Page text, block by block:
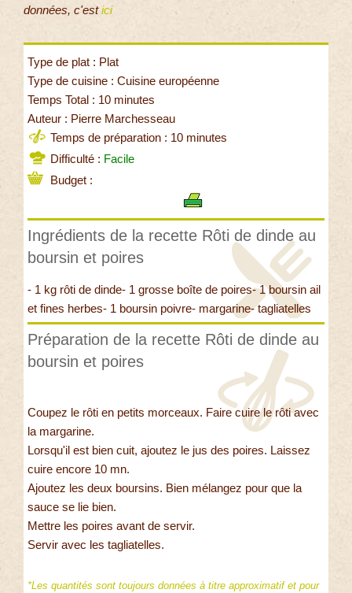
données, c'estici
Type de plat : Plat
Type de cuisine : Cuisine européenne
Temps Total : 10 minutes
Auteur : Pierre Marchesseau
Temps de préparation : 10 minutes
Difficulté : Facile
Budget :
Ingrédients de la recette Rôti de dinde au
boursin et poires
- 1 kg rôti de dinde- 1 grosse boîte de poires- 1 boursin ail
et fines herbes- 1 boursin poivre- margarine- tagliatelles
Préparation de la recette Rôti de dinde au
boursin et poires
Coupez le rôti en petits morceaux. Faire cuire le rôti avec
la margarine.
Lorsqu'il est bien cuit, ajoutez le jus des poires. Laissez
cuire encore 10 mn.
Ajoutez les deux boursins. Bien mélangez pour que la
sauce se lie bien.
Mettre les poires avant de servir.
Servir avec les tagliatelles.
*Les quantités sont toujours données à titre approximatif et pour